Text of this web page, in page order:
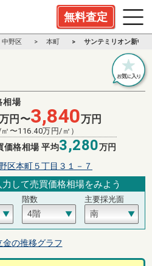
無料査定
中野区 本町 サンテミリオン新中野
相場
円〜3,840万円
〜116.40万円/㎡）
価格相場 平均3,280万円
区本町５丁目３１－７
して売買価格相場をみよう
階数 主要採光面
金の推移グラフ